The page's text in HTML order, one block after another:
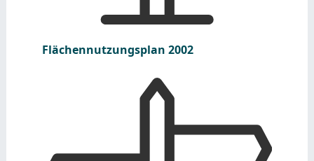
Flächennutzungsplan 2002